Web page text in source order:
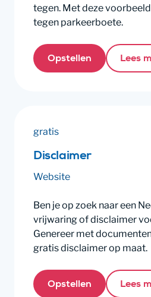
tegen. Met deze
tegen parkeerboete.
Opstellen Lees
gratis
Disclaimer
Website
Ben je op zoek naar een
vrijwaring of disclaimer
Genereer met
gratis disclaimer op maat.
Opstellen Lees